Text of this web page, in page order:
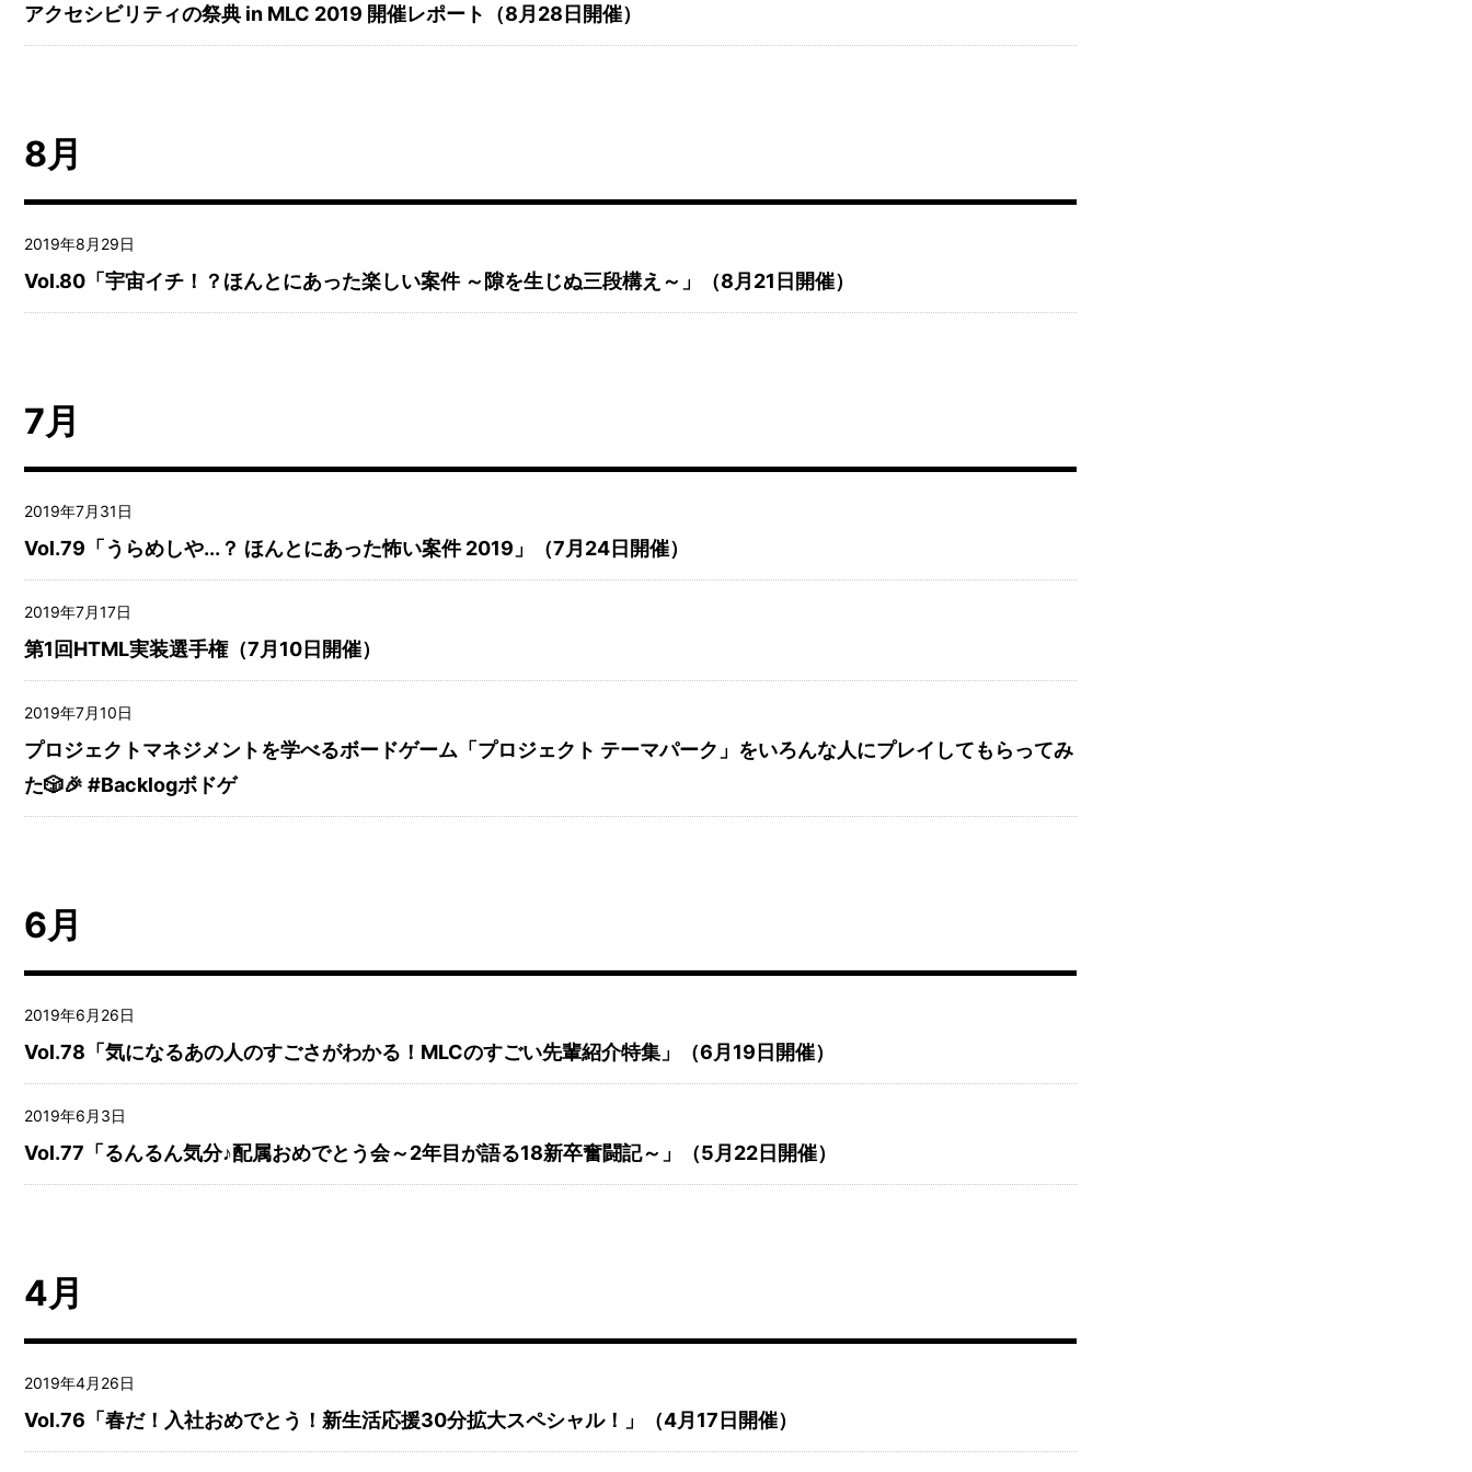
アクセシビリティの祭典 in MLC 2019 開催レポート（8月28日開催）
8月
2019年8月29日
Vol.80「宇宙イチ！？ほんとにあった楽しい案件 ～隙を生じぬ三段構え～」（8月21日開催）
7月
2019年7月31日
Vol.79「うらめしや...？ ほんとにあった怖い案件 2019」（7月24日開催）
2019年7月17日
第1回HTML実装選手権（7月10日開催）
2019年7月10日
プロジェクトマネジメントを学べるボードゲーム「プロジェクト テーマパーク」をいろんな人にプレイしてもらってみ
た🎲🎉 #Backlogボドゲ
6月
2019年6月26日
Vol.78「気になるあの人のすごさがわかる！MLCのすごい先輩紹介特集」（6月19日開催）
2019年6月3日
Vol.77「るんるん気分♪配属おめでとう会～2年目が語る18新卒奮闘記～」（5月22日開催）
4月
2019年4月26日
Vol.76「春だ！入社おめでとう！新生活応援30分拡大スペシャル！」（4月17日開催）